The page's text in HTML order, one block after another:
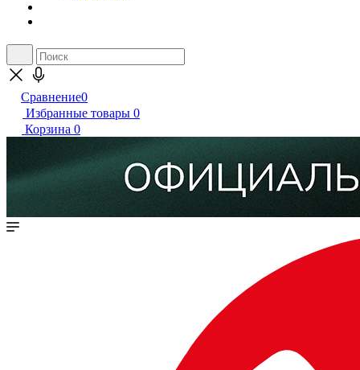
Сравнение0
Избранные товары 0
Корзина 0